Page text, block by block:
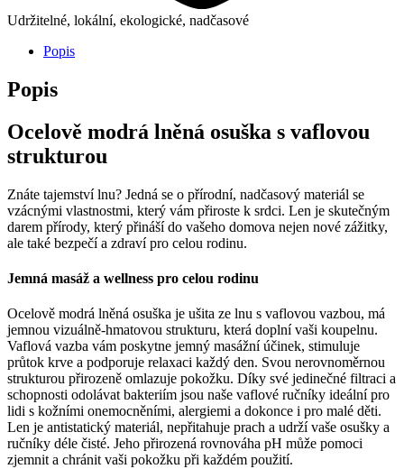
Udržitelné, lokální, ekologické, nadčasové
Popis
Popis
Ocelově modrá lněná osuška s vaflovou
strukturou
Znáte tajemství lnu? Jedná se o přírodní, nadčasový materiál se
vzácnými vlastnostmi, který vám přiroste k srdci. Len je skutečným
darem přírody, který přináší do vašeho domova nejen nové zážitky,
ale také bezpečí a zdraví pro celou rodinu.
Jemná masáž a wellness pro celou rodinu
Ocelově modrá lněná osuška je ušita ze lnu s vaflovou vazbou, má
jemnou vizuálně-hmatovou strukturu, která doplní vaši koupelnu.
Vaflová vazba vám poskytne jemný masážní účinek, stimuluje
průtok krve a podporuje relaxaci každý den. Svou nerovnoměrnou
strukturou přirozeně omlazuje pokožku. Díky své jedinečné filtraci a
schopnosti odolávat bakteriím jsou naše vaflové ručníky ideální pro
lidi s kožními onemocněními, alergiemi a dokonce i pro malé děti.
Len je antistatický materiál, nepřitahuje prach a udrží vaše osušky a
ručníky déle čisté. Jeho přirozená rovnováha pH může pomoci
zjemnit a chránit vaši pokožku při každém použití.